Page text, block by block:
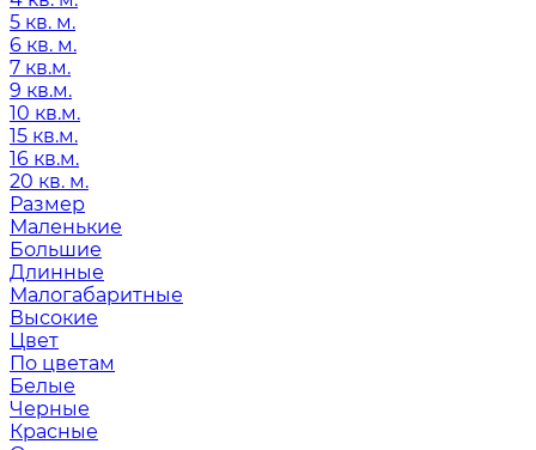
5 кв. м.
6 кв. м.
7 кв.м.
9 кв.м.
10 кв.м.
15 кв.м.
16 кв.м.
20 кв. м.
Размер
Маленькие
Большие
Длинные
Малогабаритные
Высокие
Цвет
По цветам
Белые
Черные
Красные